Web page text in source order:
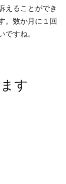
えることができ
。数か月に１回
ですね。
す